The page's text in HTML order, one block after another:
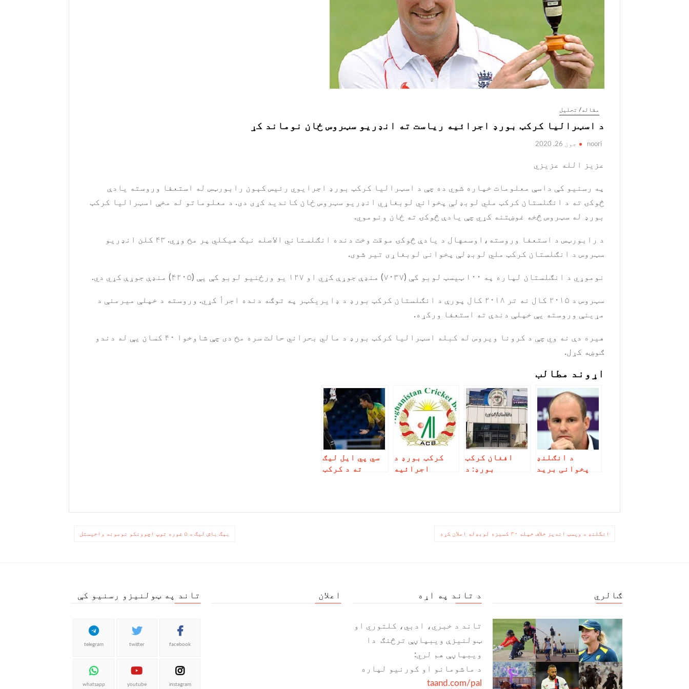
مقاله/ تحلیل
د اسټرالیا کرکټ بورډ اجرائیه ریاست ته انډریو سټروس ځان نوماند کړ
noori جون 26, 2020
عزیز الله عزیزي
په رسنیو کې داسې معلومات خپاره شوي ده چې د اسټرالیا کرکټ بورډ اجرایوي رئیس کېون رابورټس له استعفا وروسته یادې
څوکۍ ته د انګلستان کرکټ ملي لوبډلې پخواني لوبغاړي انډریو سټروس ځان کاندید کړی دی. د معلوماتو له مخې اسټرالیا کرکټ
بورډ له سټروس څخه غوښتنه کړي چې یادې څوکۍ ته ځان ونوموي.
د رابورټس د استعفا وروسته،اوسمهال د یادې څوکۍ موقت وخت دنده انګلستاني الاصله نیک هیکلي پر مخ وړي. ۴۳ کلن انډریو
سټروس د انګلستان کرکټ ملي لوبډلې پخوانی لوبغاړی تیر شوی.
نوموړي د انګلستان لپاره په ۱۰۰ ټيسټ لوبو کې (۷۰۳۷) منډې جوړې کړي او ۱۲۷ یو ورځنیو لوبو کې یې (۴۲۰۵) منډې جوړې کړي دي.
سټروس د ۲۰۱۵ کال نه تر ۲۰۱۸ کال پورې د انګلستان کرکټ بورډ د ډایريکټر په توګه دنده اجرأ کړي. وروسته د خپلې میرمنې د
مړینې وروسته یې خپلې دندې ته استعفا ورکړه.
هیره دې نه وي چې د کرونا ویروس له کبله اسټرالیا کرکټ بورډ د مالي بحراني حالت سره مخ دی چې شاوخوا ۴۰ کسان يې له دندو
ګوښه کړل.
اړوند مطالب
د انګلنډ
پخوانی برید
افغان کرکټ
بورډ: د
شوي اسناد د
کرکټ بورډ د
اجرائیه
بست لا هم
سي پي ایل لیګ
ته د کرکټ
پکې لیکلي؟
ليکنه
انگلنډ د ویسټ اندیز خلاف خپله ۳۰ کسیزه لوبډله اعلان کړه بېګ باش لیګ د ۵ غوره توپ اچوونکو نومونه واخیستل
ګالري د تاند په اړه
تاند د خبري، ادبي، کلتوري او
ټولنیزې ویبپاڼې ترڅنګ دا
ویبپاڼې هم لري:
د ماشومانو او کورنیو لپاره
taand.com/pal
اعلان تاند په ټولنیزو رسنیو کې
facebook
twitter
telegram
instagram
youtube
whatsapp